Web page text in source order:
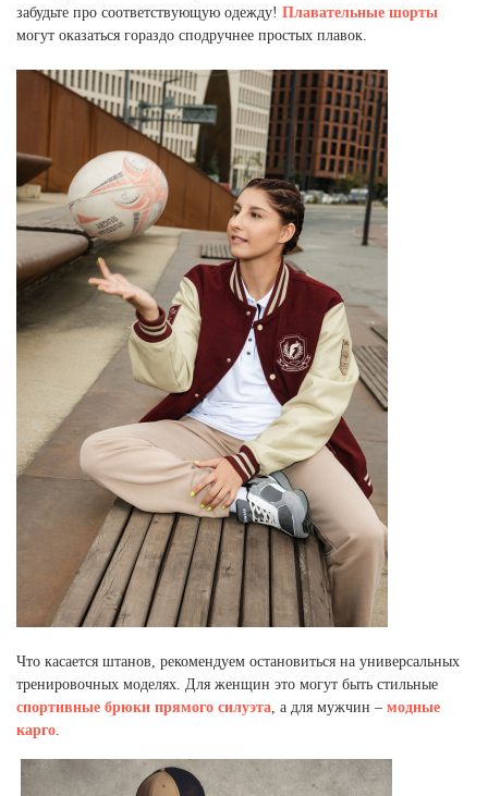
забудьте про соответствующую одежду! Плавательные шорты
могут оказаться гораздо сподручнее простых плавок.
Что касается штанов, рекомендуем остановиться на универсальных
тренировочных моделях. Для женщин это могут быть стильные
спортивные брюки прямого силуэта, а для мужчин – модные
карго.